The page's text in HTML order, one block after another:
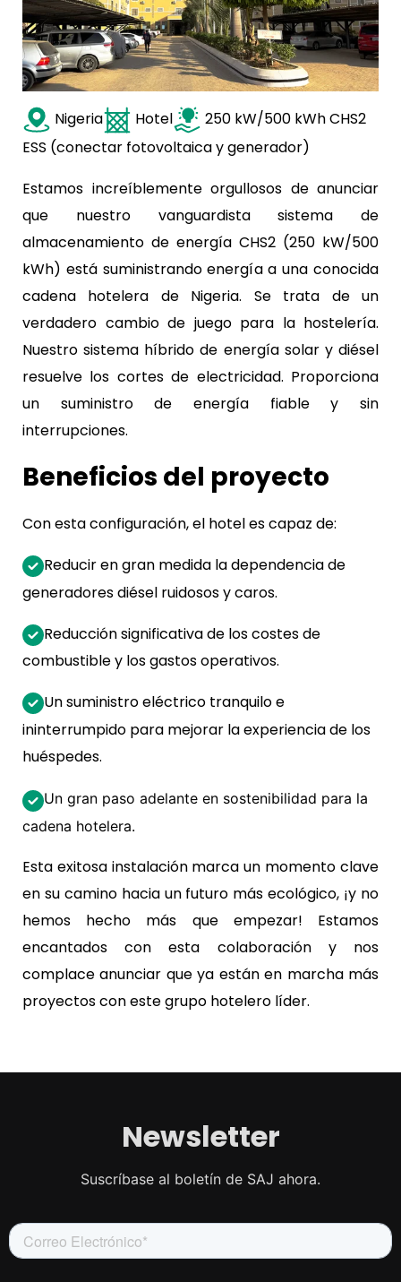
Nigeria Hotel
250 kW/500 kWh CHS2
ESS (conectar fotovoltaica y generador)
Estamos increíblemente orgullosos de anunciar
que nuestro vanguardista sistema de
almacenamiento de energía CHS2 (250 kW/500
kWh) está suministrando energía a una conocida
cadena hotelera de Nigeria. Se trata de un
verdadero cambio de juego para la hostelería.
Nuestro sistema híbrido de energía solar y diésel
resuelve los cortes de electricidad. Proporciona
un suministro de energía fiable y sin
interrupciones.
Beneficios del proyecto
Con esta configuración, el hotel es capaz de:
Reducir en gran medida la dependencia de
generadores diésel ruidosos y caros.
Reducción significativa de los costes de
combustible y los gastos operativos.
Un suministro eléctrico tranquilo e
ininterrumpido para mejorar la experiencia de los
huéspedes.
Un gran paso adelante en sostenibilidad para la
cadena hotelera.
Esta exitosa instalación marca un momento clave
en su camino hacia un futuro más ecológico, ¡y no
hemos hecho más que empezar! Estamos
encantados con esta colaboración y nos
complace anunciar que ya están en marcha más
proyectos con este grupo hotelero líder.
Newsletter
Suscríbase al boletín de SAJ ahora.